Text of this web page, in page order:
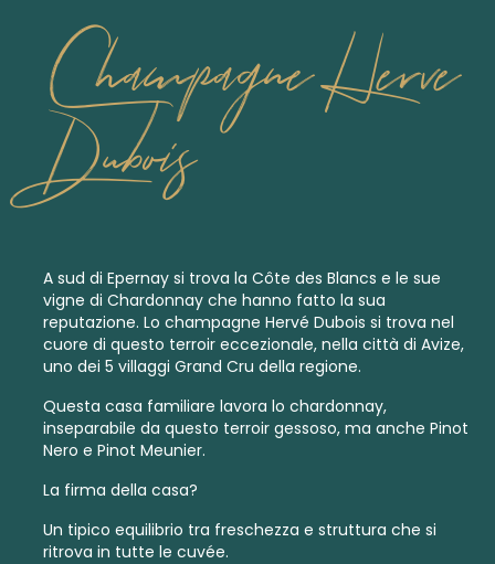
Champagne Herve
Dubois
A sud di Epernay si trova la Côte des Blancs e le sue
vigne di Chardonnay che hanno fatto la sua
reputazione. Lo champagne Hervé Dubois si trova nel
cuore di questo terroir eccezionale, nella città di Avize,
uno dei 5 villaggi Grand Cru della regione.
Questa casa familiare lavora lo chardonnay,
inseparabile da questo terroir gessoso, ma anche Pinot
Nero e Pinot Meunier.
La firma della casa?
Un tipico equilibrio tra freschezza e struttura che si
ritrova in tutte le cuvée.